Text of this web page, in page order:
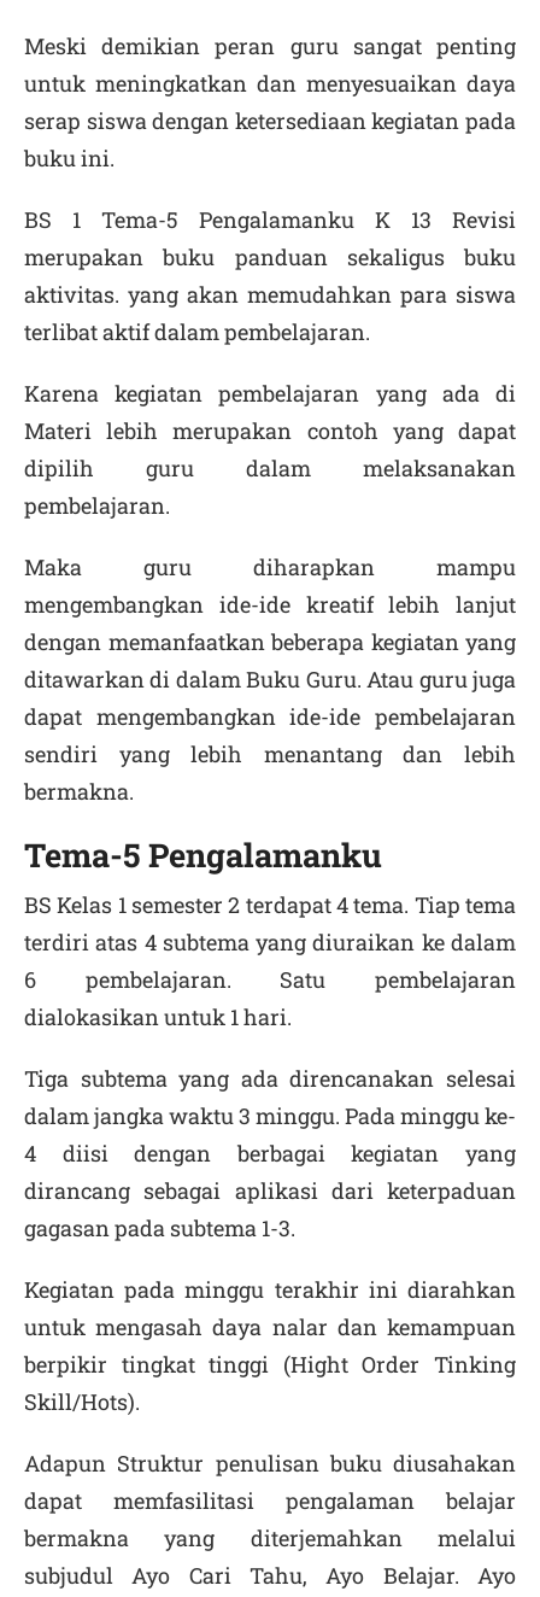
Meski demikian peran guru sangat penting
untuk meningkatkan dan menyesuaikan daya
serap siswa dengan ketersediaan kegiatan pada
buku ini.
BS 1 Tema-5 Pengalamanku K 13 Revisi
merupakan buku panduan sekaligus buku
aktivitas. yang akan memudahkan para siswa
terlibat aktif dalam pembelajaran.
Karena kegiatan pembelajaran yang ada di
Materi lebih merupakan contoh yang dapat
dipilih guru dalam melaksanakan
pembelajaran.
Maka guru diharapkan mampu
mengembangkan ide-ide kreatif lebih lanjut
dengan memanfaatkan beberapa kegiatan yang
ditawarkan di dalam Buku Guru. Atau guru juga
dapat mengembangkan ide-ide pembelajaran
sendiri yang lebih menantang dan lebih
bermakna.
Tema-5 Pengalamanku
BS Kelas 1 semester 2 terdapat 4 tema. Tiap tema
terdiri atas 4 subtema yang diuraikan ke dalam
6 pembelajaran. Satu pembelajaran
dialokasikan untuk 1 hari.
Tiga subtema yang ada direncanakan selesai
dalam jangka waktu 3 minggu. Pada minggu ke-
4 diisi dengan berbagai kegiatan yang
dirancang sebagai aplikasi dari keterpaduan
gagasan pada subtema 1-3.
Kegiatan pada minggu terakhir ini diarahkan
untuk mengasah daya nalar dan kemampuan
berpikir tingkat tinggi (Hight Order Tinking
Skill/Hots).
Adapun Struktur penulisan buku diusahakan
dapat memfasilitasi pengalaman belajar
bermakna yang diterjemahkan melalui
subjudul Ayo Cari Tahu, Ayo Belajar. Ayo